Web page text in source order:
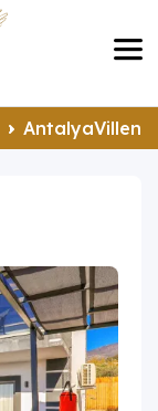
AntalyaVillen